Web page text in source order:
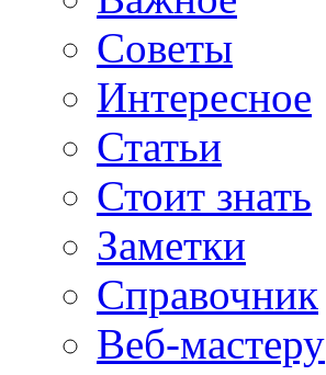
Советы
Интересное
Статьи
Стоит знать
Заметки
Справочник
Веб-мастеру